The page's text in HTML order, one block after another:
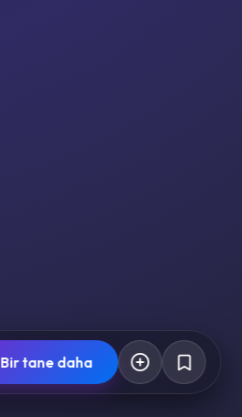
Bir tane daha